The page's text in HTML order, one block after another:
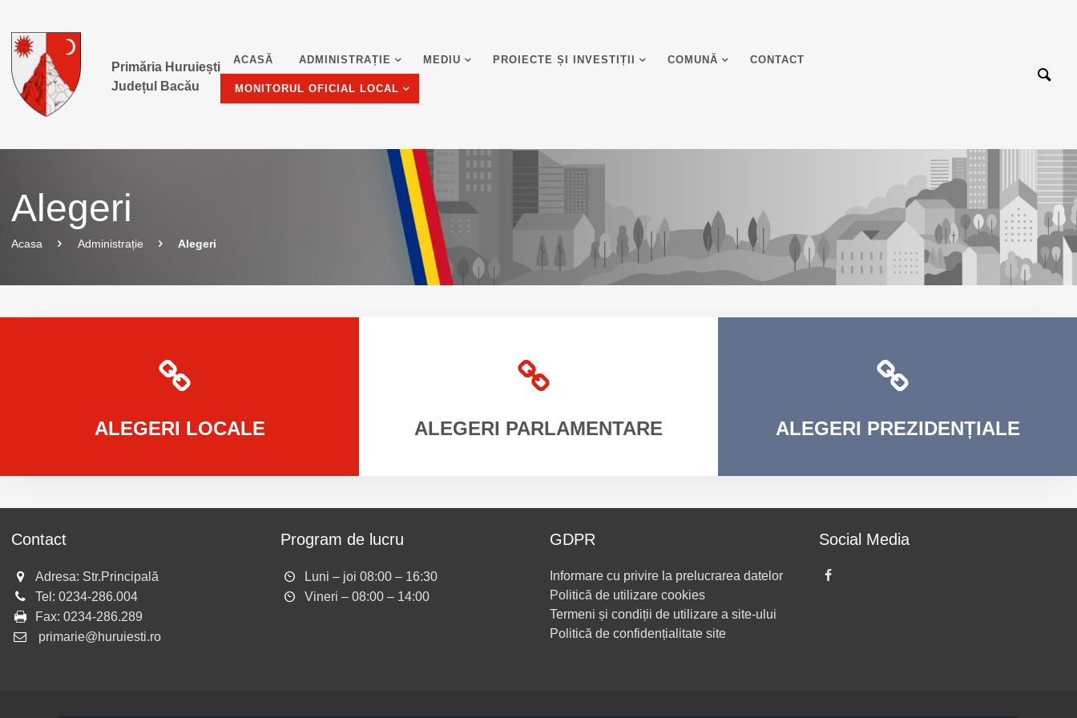
Primăria Huruiești
Județul Bacău
ACASĂ ADMINISTRAȚIE MEDIU PROIECTE ȘI INVESTIȚII COMUNĂ CONTACT
MONITORUL OFICIAL LOCAL
Alegeri
Acasa Administrație Alegeri
ALEGERI LOCALE ALEGERI PARLAMENTARE ALEGERI PREZIDENȚIALE
Contact
Adresa: Str.Principală
Tel: 0234-286.004
Fax: 0234-286.289
primarie@huruiesti.ro
Program de lucru
Luni – joi 08:00 – 16:30
Vineri – 08:00 – 14:00
GDPR
Informare cu privire la prelucrarea datelor
Politică de utilizare cookies
Termeni și condiții de utilizare a site-ului
Politică de confidențialitate site
Social Media